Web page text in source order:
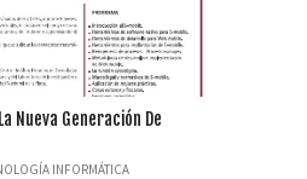
Nueva Generación De
INFORMÁTICA